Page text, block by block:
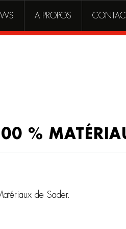
A PROPOS CONTACT
%
de Sader.